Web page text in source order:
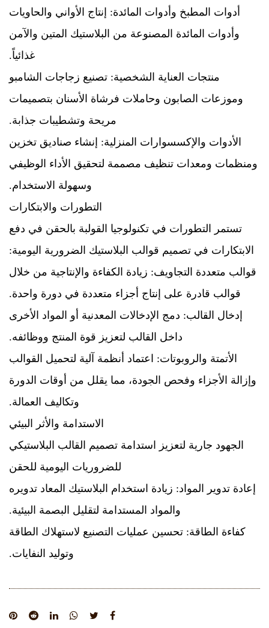
أدوات المطبخ وأدوات المائدة: إنتاج الأواني والحاويات
وأدوات المائدة المصنوعة من البلاستيك المتين والآمن
غذائياً.
منتجات العناية الشخصية: تصنيع زجاجات الشامبو
وموزعات الصابون وحاملات فرشاة الأسنان بتصميمات
مريحة وتشطيبات جذابة.
الأدوات والإكسسوارات المنزلية: إنشاء صناديق تخزين
ومنظمات ومعدات تنظيف مصممة لتحقيق الأداء الوظيفي
وسهولة الاستخدام.
التطورات والابتكارات
تستمر التطورات في تكنولوجيا القولبة بالحقن في دفع
الابتكارات في تصميم قوالب البلاستيك الضرورية اليومية:
قوالب متعددة التجاويف: زيادة الكفاءة والإنتاجية من خلال
قوالب قادرة على إنتاج أجزاء متعددة في دورة واحدة.
إدخال القالب: دمج الإدخالات المعدنية أو المواد الأخرى
داخل القالب لتعزيز قوة المنتج ووظائفه.
الأتمتة والروبوتات: اعتماد أنظمة آلية لتحميل القوالب
وإزالة الأجزاء وفحص الجودة، مما يقلل من أوقات الدورة
وتكاليف العمالة.
الاستدامة والأثر البيئي
الجهود جارية لتعزيز استدامة تصميم القالب البلاستيكي
للضروريات اليومية للحقن
إعادة تدوير المواد: زيادة استخدام البلاستيك المعاد تدويره
والمواد المستدامة لتقليل البصمة البيئية.
كفاءة الطاقة: تحسين عمليات التصنيع لاستهلاك الطاقة
وتوليد النفايات.